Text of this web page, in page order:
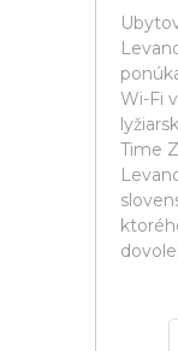
Wi-Fi
Time